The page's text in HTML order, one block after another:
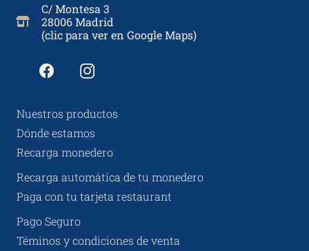
C/ Montesa 3
28006 Madrid
(clic para ver en Google Maps)
Nuestros productos
Dónde estamos
Recarga monedero
Recarga automática de tu monedero
Paga con tu tarjeta restaurant
Pago Seguro
Téminos y condiciones de venta